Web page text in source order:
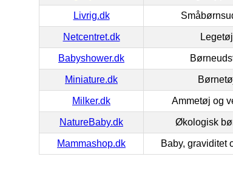
Livrig.dk
Netcentret.dk Legetøj
Babyshower.dk
Miniature.dk
Milker.dk Ammetøj og
NatureBaby.dk Økologisk
Mammashop.dk Baby, graviditet